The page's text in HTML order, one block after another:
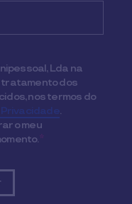
Lda na
tratamento dos
nos termos do
.
o meu
*